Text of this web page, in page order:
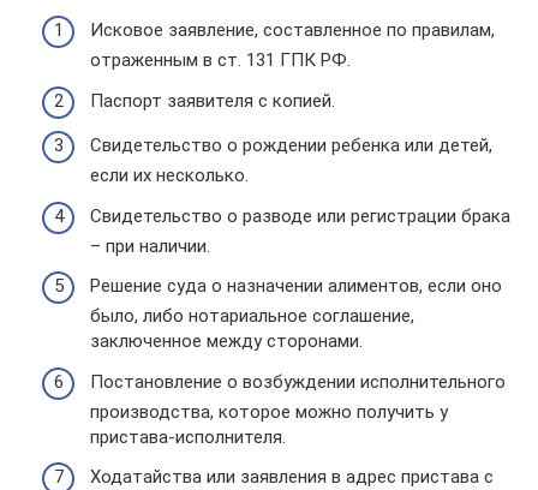
Исковое заявление, составленное по правилам,
отраженным в ст. 131 ГПК РФ.
Паспорт заявителя с копией.
Свидетельство о рождении ребенка или детей,
если их несколько.
Свидетельство о разводе или регистрации брака
– при наличии.
Решение суда о назначении алиментов, если оно
было, либо нотариальное соглашение,
заключенное между сторонами.
Постановление о возбуждении исполнительного
производства, которое можно получить у
пристава-исполнителя.
Ходатайства или заявления в адрес пристава с